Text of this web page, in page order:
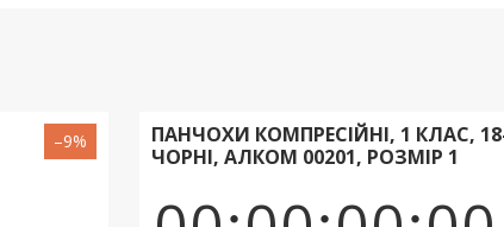
–9%
ПАНЧОХИ КОМПРЕСІЙНІ, 1 КЛАС,
ЧОРНІ, АЛКОМ 00201, РОЗМІР 1